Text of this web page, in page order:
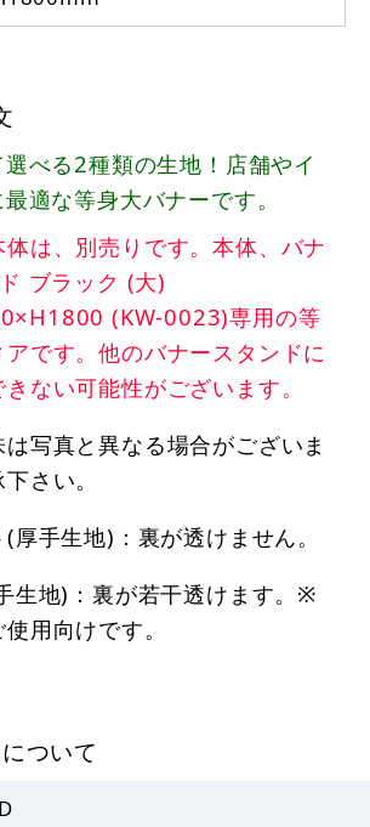
べる2種類の生地！店舗やイ
適な等身大バナーです。
体は、別売りです。本体、バナ
ブラック (大)
(KW-0023)専用の等
です。他のバナースタンドに
ない可能性がございます。
写真と異なる場合がございま
さい。
(厚手生地)：裏が透けません。
生地)：裏が若干透けます。※
用向けです。
ついて